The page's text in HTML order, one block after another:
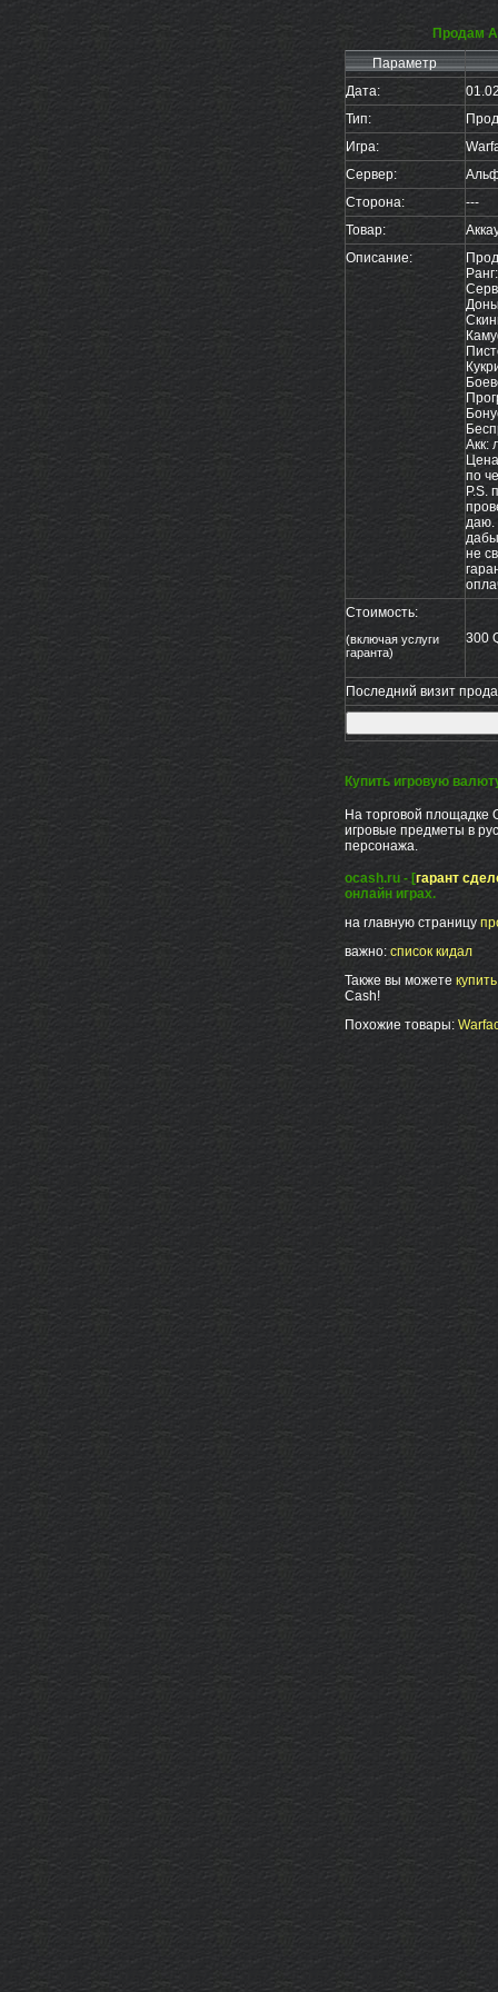
Продам
Параметр
Дата:
Тип:
Игра:
Сервер:
Сторона:
---
Товар:
Описание:
Акк:
по
P.S.
даю.
дабы
не
Стоимость:
(включая услуги
гаранта)
300
Последний визит
Купить игровую
На торговой площадке
игровые предметы в
персонажа.
ocash.ru - [гарант
онлайн играх.
на главную страницу
важно:список кидал
Также вы можете
Cash!
Похожие товары: